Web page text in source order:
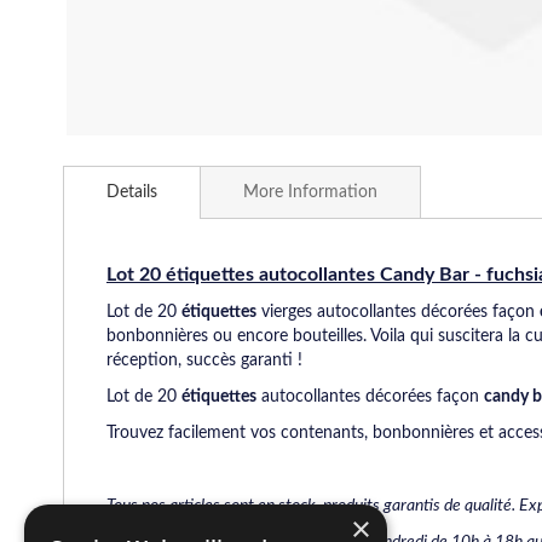
to
gallery
Details
Lot 20 étiquettes autocollantes Candy Bar -
Lot de 20 étiquettes vierges autocollantes décorées façon
bonbonnières ou encore bouteilles. Voila qui suscitera la
réception, succès garanti !
Lot de 20 étiquettes autocollantes décorées façon candy
Trouvez facilement vos contenants, bonbonnières et
Tous nos articles sont en stock, produits garantis de qualité.
More Information
×